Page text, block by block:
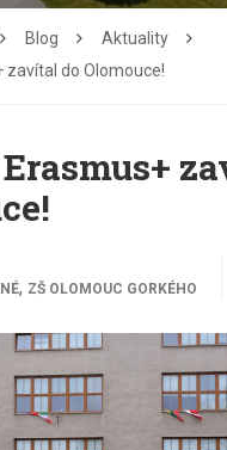
Blog
Aktuality
zavítal do Olomouce!
, ZŠ OLOMOUC GORKÉHO